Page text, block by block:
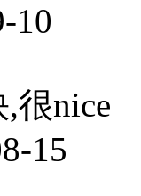
10
很nice
15